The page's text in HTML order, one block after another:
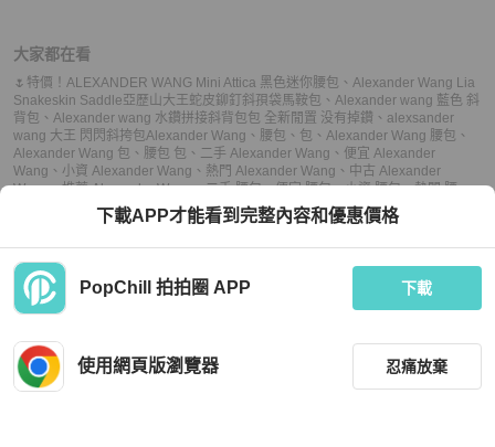
大家都在看
🌷特價！ALEXANDER WANG Mini Attica 黑色迷你腰包 、 Alexander Wang Lia
Snakeskin Saddle亞歷山大王蛇皮鉚釘斜孭袋馬鞍包 、 Alexander wang 藍色 斜
背包 、 Alexander wang 水鑽拼接斜背包包 全新閒置 没有掉鑽 、 alexsander
wang 大王 閃閃斜挎包 Alexander Wang 、 腰包 、 包 、 Alexander Wang 腰包 、
Alexander Wang 包 、 腰包 包 、 二手 Alexander Wang 、 便宜 Alexander
Wang 、 小資 Alexander Wang 、 熱門 Alexander Wang 、 中古 Alexander
Wang、推薦 Alexander Wang、二手 腰包、便宜 腰包、小資 腰包、熱門 腰
、推薦 腰包、 二手 包、便宜 包 、 小資 包、熱門 包、
下載APP才能看到完整內容和優惠價格
PopChill 拍拍圈 APP 下載
使用網頁版瀏覽器 忍痛放棄